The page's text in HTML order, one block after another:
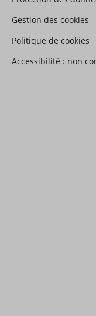
Gestion des cookies
Politique de cookies
Accessibilité : non